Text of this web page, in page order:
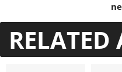
RELATED